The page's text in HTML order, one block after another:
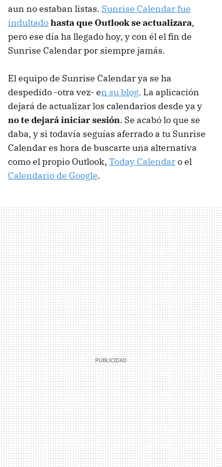
aun no estaban listas. Sunrise Calendar fue
indultadohasta que Outlook se actualizara,
pero ese día ha llegado hoy, y con él el fin de
Sunrise Calendar por siempre jamás.
El equipo de Sunrise Calendar ya se ha
despedido -otra vez- en su blog. La aplicación
dejará de actualizar los calendarios desde ya y
no te dejará iniciar sesión. Se acabó lo que se
daba, y si todavía seguías aferrado a tu Sunrise
Calendar es hora de buscarte una alternativa
como el propio Outlook, Today Calendaro el
Calendario de Google.